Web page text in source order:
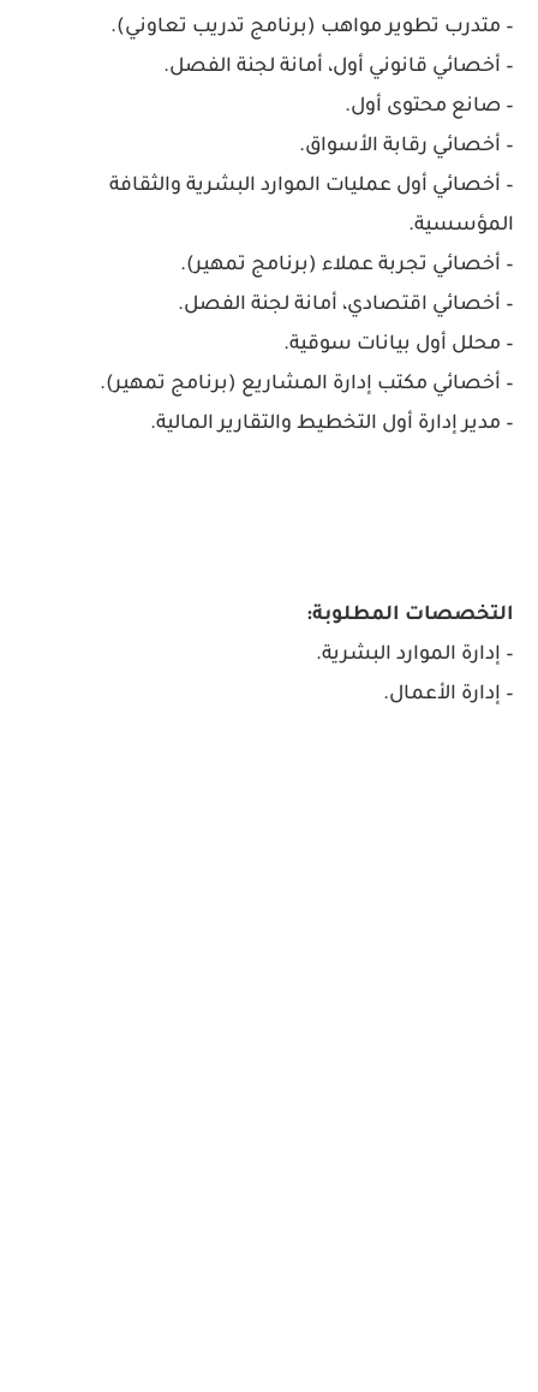
– متدرب تطوير مواهب (برنامج تدريب تعاوني).
– أخصائي قانوني أول، أمانة لجنة الفصل.
– صانع محتوى أول.
– أخصائي رقابة الأسواق.
– أخصائي أول عمليات الموارد البشرية والثقافة
المؤسسية.
– أخصائي تجربة عملاء (برنامج تمهير).
– أخصائي اقتصادي، أمانة لجنة الفصل.
– محلل أول بيانات سوقية.
– أخصائي مكتب إدارة المشاريع (برنامج تمهير).
– مدير إدارة أول التخطيط والتقارير المالية.
التخصصات المطلوبة:
– إدارة الموارد البشرية.
– إدارة الأعمال.